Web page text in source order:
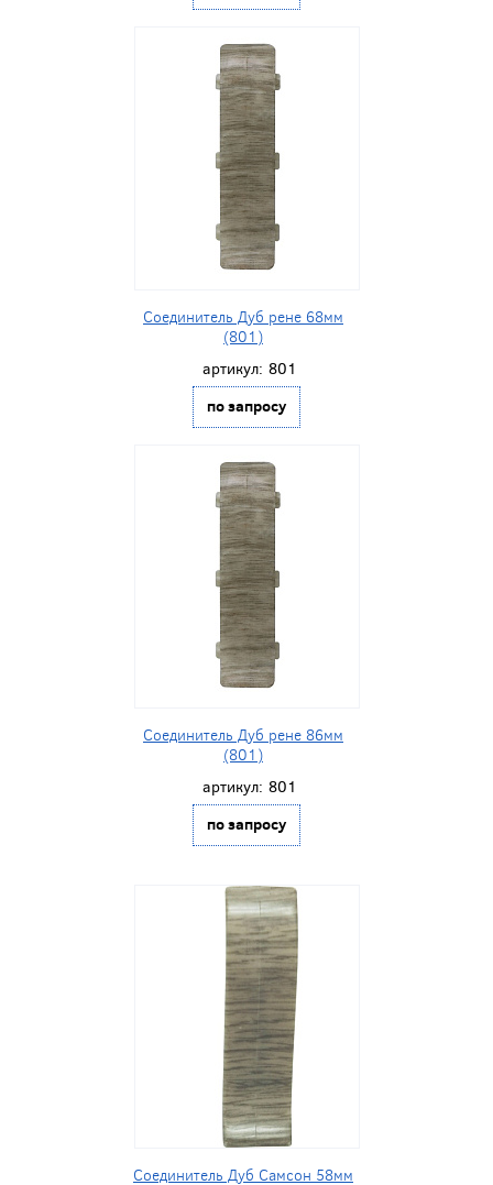
Соединитель Дуб рене 68мм
(801)
артикул: 801
по запросу
Соединитель Дуб рене 86мм
(801)
артикул: 801
по запросу
Соединитель Дуб Самсон 58мм